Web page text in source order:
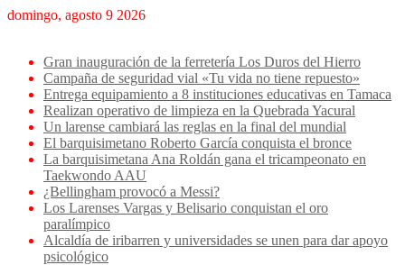
domingo, agosto 9 2026
Gran inauguración de la ferretería Los Duros del Hierro
Campaña de seguridad vial «Tu vida no tiene repuesto»
Entrega equipamiento a 8 instituciones educativas en Tamaca
Realizan operativo de limpieza en la Quebrada Yacural
Un larense cambiará las reglas en la final del mundial
El barquisimetano Roberto García conquista el bronce
La barquisimetana Ana Roldán gana el tricampeonato en
Taekwondo AAU
¿Bellingham provocó a Messi?
Los Larenses Vargas y Belisario conquistan el oro
paralímpico
Alcaldía de iribarren y universidades se unen para dar apoyo
psicológico